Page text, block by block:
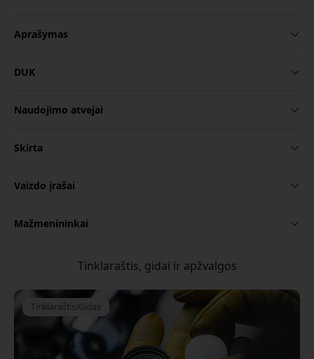
Aprašymas
DUK
Naudojimo atvejai
Skirta
Vaizdo įrašai
Mažmenininkai
Tinklaraštis, gidai ir apžvalgos
Tinklaraštis/Gidas